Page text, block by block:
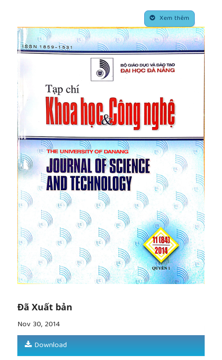
Lê Hồng Kế (1989), Đề cập bước đầu đến sinh
thái trong quá trình quy hoạch và xây dựng điểm
dân cư Việt Nam, Luận án PTS.
[6]Đàm Thu Trang (2002), Tổ chức kiến trúc cảnh
quan trong các khu ở Hà Nội nhằm nâng cao chất
lượng môi trường sống, Luận án Tiến Sĩ, Hà Nội.
Nguyễn Thị Tường Vy, Võ Văn Minh, Nguyễn Văn
Khánh (2010), Tổng quan về đa dạng sinh học ở
thành phố Đà Nẵng và một số định hướng bảo tồn,
Tạp chí Khoa học và Công nghệ - Đại học Đà Nẵng;
Số: Tập 1, số 5 (40).
[8]Fritjof Capra (2004), The Hidden Connections: A
Science for Sustainable Living, Anchor books, A
division of Random House . Inc, Newyork.
[9]John L. Motloch (1975), Introduction to
Landscape Design, ASLA
[10]Murphy Michael D (2005), Landscape
Architecture Theory: An evolving body of thought,
Long Grove Illinois, Waveland Press, Inc,
[11]Peter Fuhrmann (1998), Bauplanung und
Bauentwurf, Kohlhammer Verlag, Stuttgart.
Wenche E. Dramstad - Jame D. Olson and
Richard T.T.Forman Landscape Ecology Principles in
Landscape Architecture and Land-Use Planning,
Harvard University, USA.
[13]Viện QHXD Đà Nẵng (2012), Thuyết minh Điều
năm 2030 - Tầm nhìn đến năm 2050.
Xem thêm
Đã Xuất bản
Nov 30, 2014
Download